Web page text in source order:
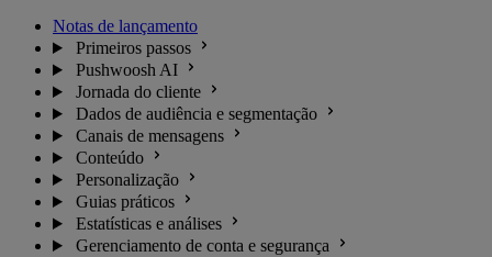
Notas de lançamento
Primeiros passos
Pushwoosh AI
Jornada do cliente
Dados de audiência e segmentação
Canais de mensagens
Conteúdo
Personalização
Guias práticos
Estatísticas e análises
Gerenciamento de conta e segurança